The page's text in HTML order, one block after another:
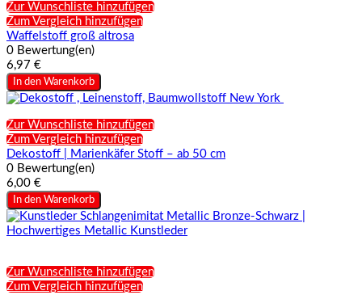
Zur Wunschliste hinzufügen
Zum Vergleich hinzufügen
Waffelstoff groß altrosa
0 Bewertung(en)
6,97 €
In den Warenkorb
Zur Wunschliste hinzufügen
Zum Vergleich hinzufügen
Dekostoff | Marienkäfer Stoff – ab 50 cm
0 Bewertung(en)
6,00 €
In den Warenkorb
Zur Wunschliste hinzufügen
Zum Vergleich hinzufügen